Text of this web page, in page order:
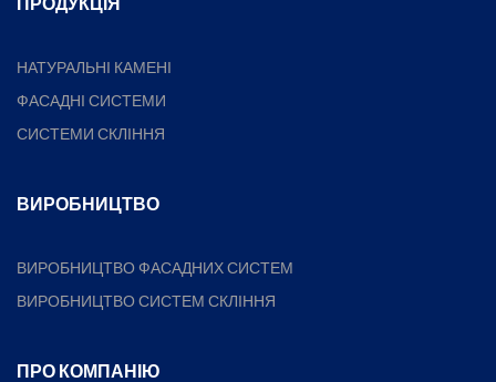
НАТУРАЛЬНІ КАМЕНІ
ФАСАДНІ СИСТЕМИ
СИСТЕМИ СКЛІННЯ
ВИРОБНИЦТВО
ВИРОБНИЦТВО ФАСАДНИХ СИСТЕМ
ВИРОБНИЦТВО СИСТЕМ СКЛІННЯ
ПРО КОМПАНІЮ